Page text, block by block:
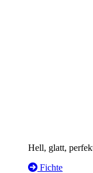
Hell, glatt,
Fichte